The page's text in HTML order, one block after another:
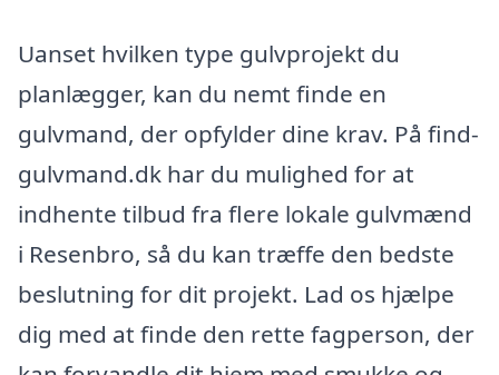
Uanset hvilken type gulvprojekt du
planlægger, kan du nemt finde en
gulvmand, der opfylder dine krav. På find-
gulvmand.dk har du mulighed for at
indhente tilbud fra flere lokale gulvmænd
i Resenbro, så du kan træffe den bedste
beslutning for dit projekt. Lad os hjælpe
dig med at finde den rette fagperson, der